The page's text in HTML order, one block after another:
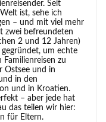
Seit
ist, sehe ich
– und mit viel mehr
zwei befreundeten
2 und 12 Jahren)
um echte
Familienreisen zu
Ostsee und in
in den
und in Kroatien.
– aber jede hat
das teilen wir hier:
für Eltern.